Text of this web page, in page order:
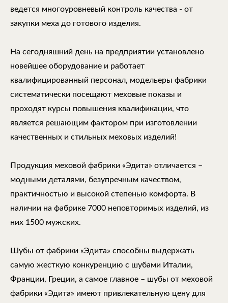
ведется многоуровневый контроль качества - от
закупки меха до готового изделия.
На сегодняшний день на предприятии установлено
новейшее оборудование и работает
квалифицированный персонал, модельеры фабрики
систематически посещают меховые показы и
проходят курсы повышения квалификации, что
является решающим фактором при изготовлении
качественных и стильных меховых изделий!
Продукция меховой фабрики «Эдита» отличается –
модными деталями, безупречным качеством,
практичностью и высокой степенью комфорта. В
наличии на фабрике 7000 неповторимых изделий, из
них 1500 мужских.
Шубы от фабрики «Эдита» способны выдержать
самую жесткую конкуренцию с шубами Италии,
Франции, Греции, а самое главное – шубы от меховой
фабрики «Эдита» имеют привлекательную цену для